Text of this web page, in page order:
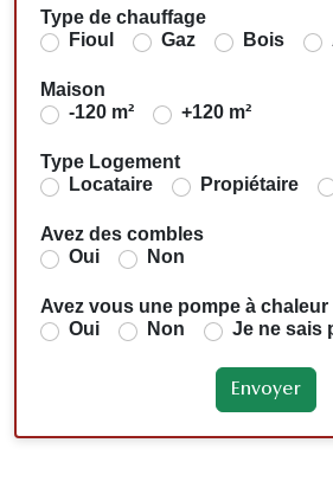
Type de chauffage
Fioul
Gaz Bois
Maison
-120 m²
+120 m²
Type Logement
Locataire
Propiétaire
Avez des combles
Oui
Non
Avez vous une pompe à chaleur
Oui
Non Je ne sais